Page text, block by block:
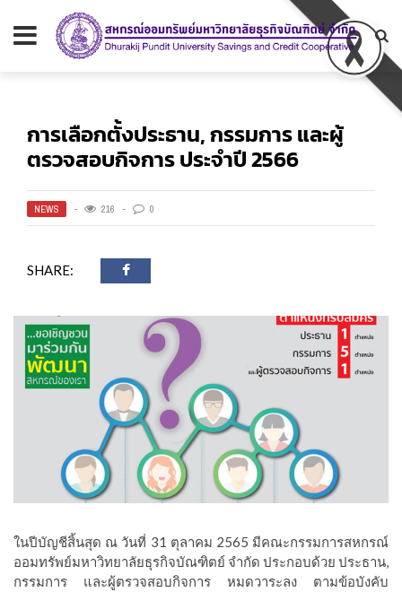
การเลือกตั้งประธาน, กรรมการ และผู้
ตรวจสอบกิจการ ประจำปี 2566
NEWS 216 0
SHARE:
ในปีบัญชีสิ้นสุด ณ วันที่ 31 ตุลาคม 2565 มีคณะกรรมการสหกรณ์
ออมทรัพย์มหาวิทยาลัยธุรกิจบัณฑิตย์ จำกัด ประกอบด้วย ประธาน,
กรรมการ และผู้ตรวจสอบกิจการ หมดวาระลง ตามข้อบังคับ